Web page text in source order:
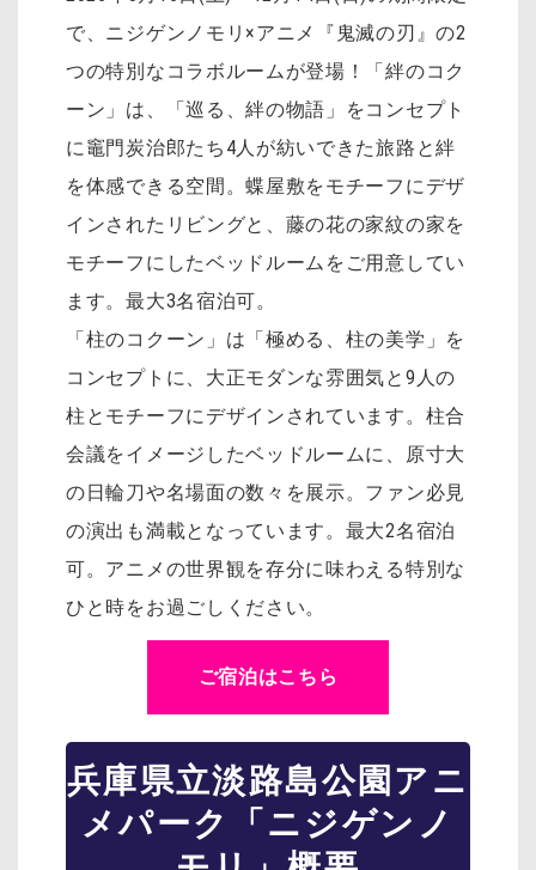
で、ニジゲンノモリ×アニメ『鬼滅の刃』の2
つの特別なコラボルームが登場！「絆のコク
ーン」は、「巡る、絆の物語」をコンセプト
に竈門炭治郎たち4人が紡いできた旅路と絆
を体感できる空間。蝶屋敷をモチーフにデザ
インされたリビングと、藤の花の家紋の家を
モチーフにしたベッドルームをご用意してい
ます。最大3名宿泊可。
「柱のコクーン」は「極める、柱の美学」を
コンセプトに、大正モダンな雰囲気と9人の
柱とモチーフにデザインされています。柱合
会議をイメージしたベッドルームに、原寸大
の日輪刀や名場面の数々を展示。ファン必見
の演出も満載となっています。最大2名宿泊
可。アニメの世界観を存分に味わえる特別な
ひと時をお過ごしください。
ご宿泊はこちら
兵庫県立淡路島公園アニ
メパーク「ニジゲンノ